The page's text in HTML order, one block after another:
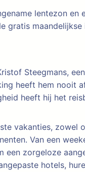
lentezon en
gratis
Steegmans,
heeft hem nooit
heeft hij het
vakanties,
Van een
een zorgeloze
hotels,